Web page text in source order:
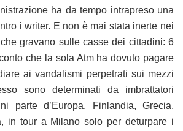
ha da tempo intrapreso una
i writer. E non è mai stata inerte nei
gravano sulle casse dei cittadini: 6
che la sola Atm ha dovuto pagare
ai vandalismi perpetrati sui mezzi
sono determinati da imbrattatori
parte d’Europa, Finlandia, Grecia,
in tour a Milano solo per deturpare i